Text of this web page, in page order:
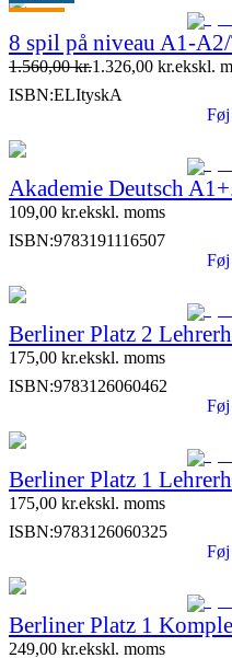
8 spil på niveau A1-
1.560,00kr.1.326,00 kr.ekskl.
ISBN:ELItyskA
Akademie Deutsch
109,00 kr.ekskl. moms
ISBN:9783191116507
Berliner Platz 2
175,00 kr.ekskl. moms
ISBN:9783126060462
Berliner Platz 1
175,00 kr.ekskl. moms
ISBN:9783126060325
Berliner Platz 1
249,00 kr.ekskl. moms